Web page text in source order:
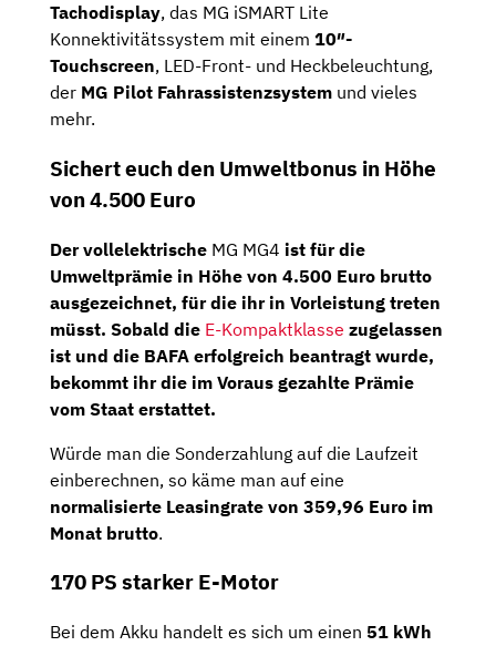
Tachodisplay, das MG iSMART Lite
Konnektivitätssystem mit einem 10″-
Touchscreen, LED-Front- und Heckbeleuchtung,
der MG Pilot Fahrassistenzsystem und vieles
mehr.
Sichert euch den Umweltbonus in Höhe
von 4.500 Euro
Der vollelektrische MG MG4 ist für die
Umweltprämie in Höhe von 4.500 Euro brutto
ausgezeichnet, für die ihr in Vorleistung treten
müsst. Sobald die E-Kompaktklasse zugelassen
ist und die BAFA erfolgreich beantragt wurde,
bekommt ihr die im Voraus gezahlte Prämie
vom Staat erstattet.
Würde man die Sonderzahlung auf die Laufzeit
einberechnen, so käme man auf eine
normalisierte Leasingrate von 359,96 Euro im
Monat brutto.
170 PS starker E-Motor
Bei dem Akku handelt es sich um einen 51 kWh